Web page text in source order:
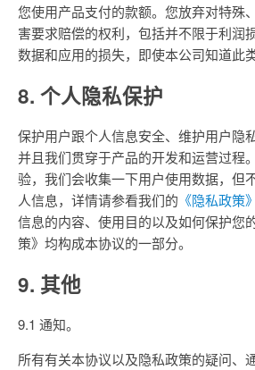
您使用产品支付的款额。您放弃对特殊
害要求赔偿的权利，包括并不限于利润
数据和应用的损失，即使本公司知道此
8. 个人隐私保护
保护用户跟个人信息安全、维护用户隐
并且我们贯穿于产品的开发和运营过程
验，我们会收集一下用户使用数据，但
人信息，详情请参看我们的 《隐私政策》
信息的内容、使用目的以及如何保护您
策》均构成本协议的一部分。
9. 其他
9.1 通知。
所有有关本协议以及隐私政策的疑问、